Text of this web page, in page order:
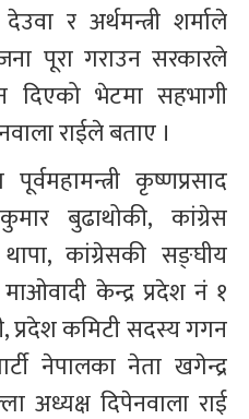
र अर्थमन्त्री शर्माले
पूरा गराउन सरकारले
दिएको भेटमा सहभागी
राईले बताए ।
कृष्णप्रसाद
बुढाथोकी, कांग्रेस
कांग्रेसकी सङ्घीय
केन्द्र प्रदेश नं १
प्रदेश कमिटी सदस्य गगन
नेपालका नेता खगेन्द्र
अध्यक्ष दिपेनवाला राई